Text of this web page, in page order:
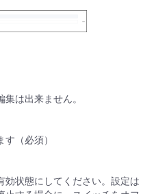
集は出来ません。
（必須）
効状態にしてください。設定は